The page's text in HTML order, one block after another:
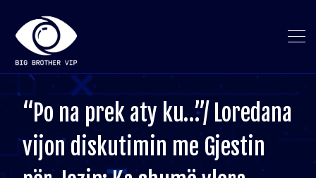
“Po na prek aty ku…”/ Loredana
vijon diskutimin me Gjestin